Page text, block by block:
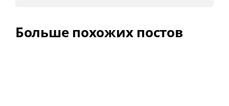
Больше похожих постов